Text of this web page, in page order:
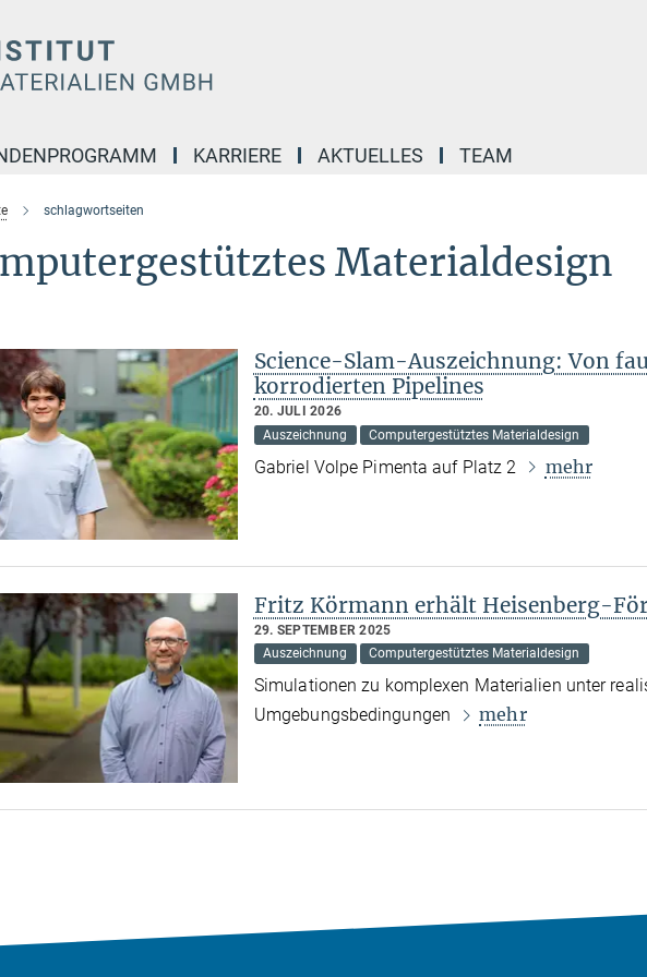
KARRIERE AKTUELLES TEAM
schlagwortseiten
Materialdesign
Science-Slam-Auszeichnung: Von
korrodierten Pipelines
20. JULI 2026
Auszeichnung
Computergestütztes Materialdesign
Gabriel Volpe Pimenta auf Platz 2 mehr
Fritz Körmann erhält Heisenberg-
29. SEPTEMBER 2025
Auszeichnung
Computergestütztes Materialdesign
Simulationen zu komplexen Materialien unter
Umgebungsbedingungen
mehr